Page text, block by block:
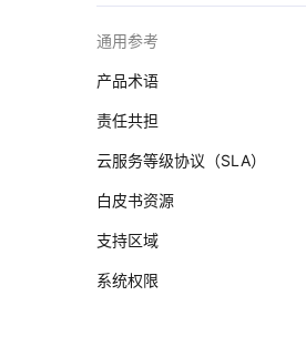
通用参考
产品术语
责任共担
云服务等级协议（SLA）
白皮书资源
支持区域
系统权限